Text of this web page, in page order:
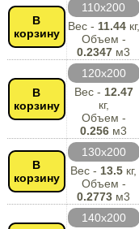
В
корзину
110х200
Вес - 11.44кг,
Объем -
0.2347 м3
В
корзину
120х200
Вес - 12.47
кг,
Объем -
0.256 м3
В
корзину
130х200
Вес - 13.5 кг,
Объем -
0.2773 м3
140х200